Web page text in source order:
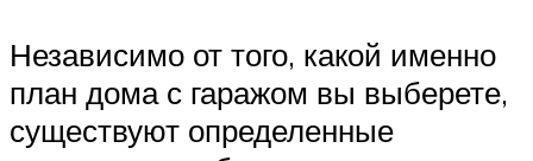
Независимо от того, какой именно
план дома с гаражом вы выберете,
существуют определенные